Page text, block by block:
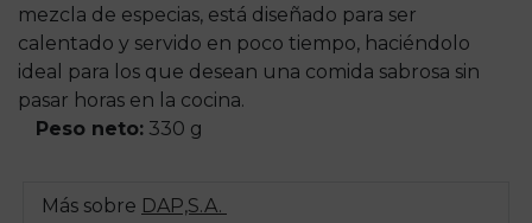
mezcla de especias, está diseñado para ser
calentado y servido en poco tiempo, haciéndolo
ideal para los que desean una comida sabrosa sin
pasar horas en la cocina.
Peso neto: 330 g
Más sobre DAP,S.A.